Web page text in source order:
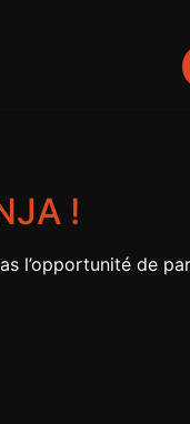
!
l’opportunité de